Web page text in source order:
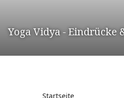
Yoga Vidya - Eindrücke
Startseite